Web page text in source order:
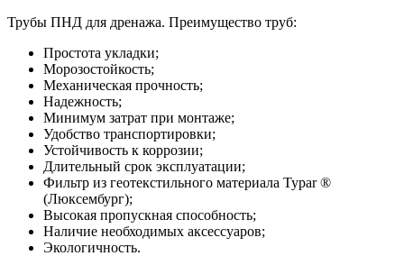
Трубы ПНД для дренажа. Преимущество труб:
Простота укладки;
Морозостойкость;
Механическая прочность;
Надежность;
Минимум затрат при монтаже;
Удобство транспортировки;
Устойчивость к коррозии;
Длительный срок эксплуатации;
Фильтр из геотекстильного материала Typar ®
(Люксембург);
Высокая пропускная способность;
Наличие необходимых аксессуаров;
Экологичность.